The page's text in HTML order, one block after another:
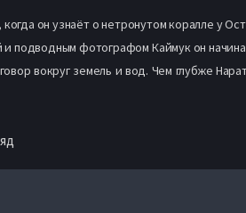
он узнаёт о нетронутом коралле у
подводным фотографом Каймук он
вокруг земель и вод. Чем глубже